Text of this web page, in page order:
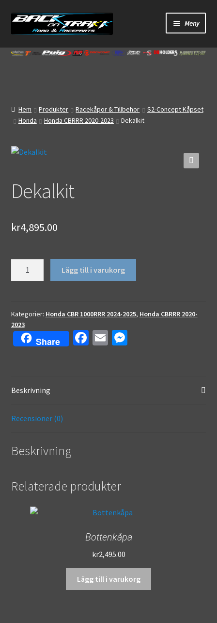
Hoppa
Hoppa
Meny
Start
Bilder
Video
Hem Produkter Racekåpor & Tillbehör
S2-Concept Kåpset
Honda
Honda CBRRR 2020-2023 Dekalkit
Dekalkit
kr4,895.00
Lägg till i varukorg
Kategorier: Honda CBR 1000RRR 2024-2025, Honda CBRRR 2020-
2023
Share
Fa E M
Beskrivning
Recensioner (0)
Beskrivning
Relaterade produkter
Bottenkåpa
kr2,495.00
Lägg till i varukorg